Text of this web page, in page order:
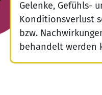
Gelenke, Gefühls-
Konditionsverlust
bzw.
behandelt werden